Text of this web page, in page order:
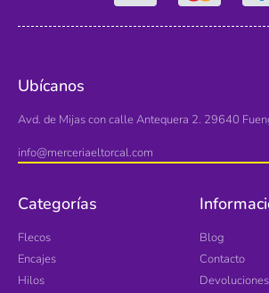
Ubícanos
Avd. de Mijas con calle Antequera 2. 29640
info@merceriaeltorcal.com
Categorías
Flecos
Encajes
Hilos
Blog
Contacto
Devoluciones